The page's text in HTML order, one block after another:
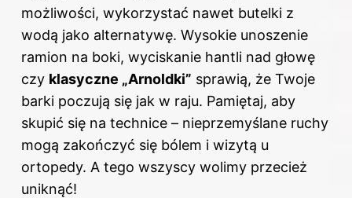
możliwości, wykorzystać nawet butelki z
wodą jako alternatywę. Wysokie unoszenie
ramion na boki, wyciskanie hantli nad głowę
czy klasyczne „Arnoldki” sprawią, że Twoje
barki poczują się jak w raju. Pamiętaj, aby
skupić się na technice – nieprzemyślane ruchy
mogą zakończyć się bólem i wizytą u
ortopedy. A tego wszyscy wolimy przecież
uniknąć!